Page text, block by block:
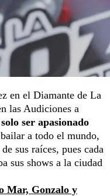
en el Diamante de La
las Audiciones a
ser apasionado
a todo el mundo,
sus raíces, pues cada
sus shows a la ciudad
Mar, Gonzalo y